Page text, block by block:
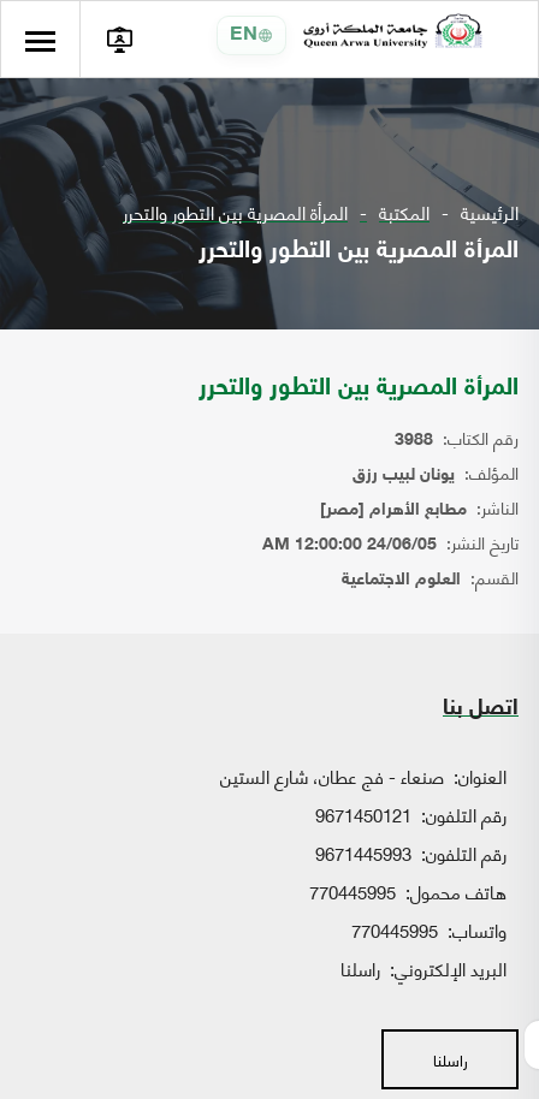
EN
الرئيسية المكتبة المرأة المصرية بين التطور والتحرر
المرأة المصرية بين التطور والتحرر
المرأة المصرية بين التطور والتحرر
رقم الكتاب: 3988
المؤلف: يونان لبيب رزق
الناشر: مطابع الأهرام [مصر]
تاريخ النشر: 24/06/05 12:00:00 AM
القسم: العلوم الاجتماعية
اتصل بنا
العنوان: صنعاء - فج عطان، شارع الستين
رقم التلفون: 9671450121
رقم التلفون: 9671445993
هاتف محمول: 770445995
واتساب:
البريد الإلكتروني: راسلنا
راسلنا